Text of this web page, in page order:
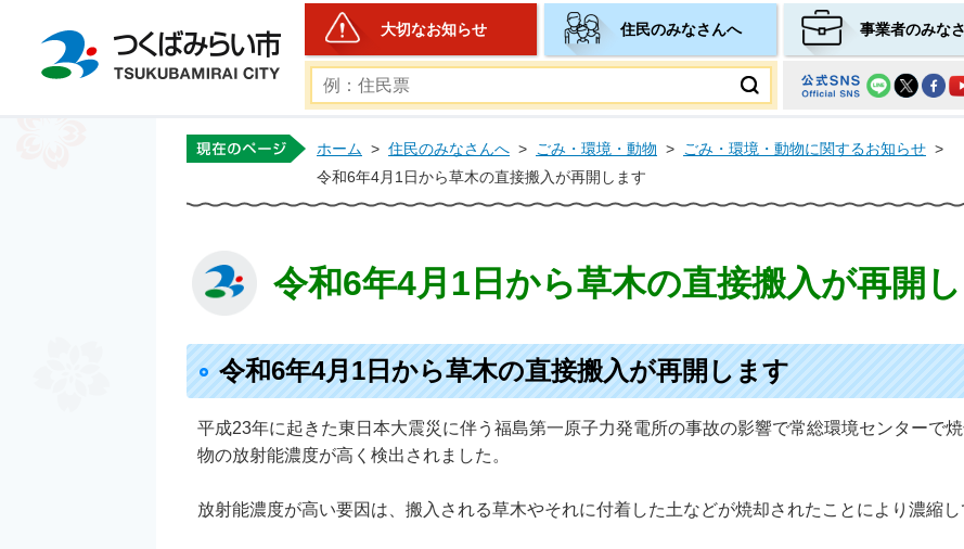
つくばみらい市公式ホームページ
大切なお知らせ 住民のみなさんへ 事業者のみな
ホーム > 住民のみなさんへ > ごみ・環境・動物 > ごみ・環境・動物に関するお知らせ >
令和6年4月1日から草木の直接搬入が再開します
令和6年4月1日から草木の直接搬入が再開
令和6年4月1日から草木の直接搬入が再開します
平成23年に起きた東日本大震災に伴う福島第一原子力発電所の事故の影響で常総環境センターで
物の放射能濃度が高く検出されました。
放射能濃度が高い要因は、搬入される草木やそれに付着した土などが焼却されたことにより濃縮し